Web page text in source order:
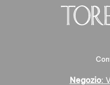
Negozio: